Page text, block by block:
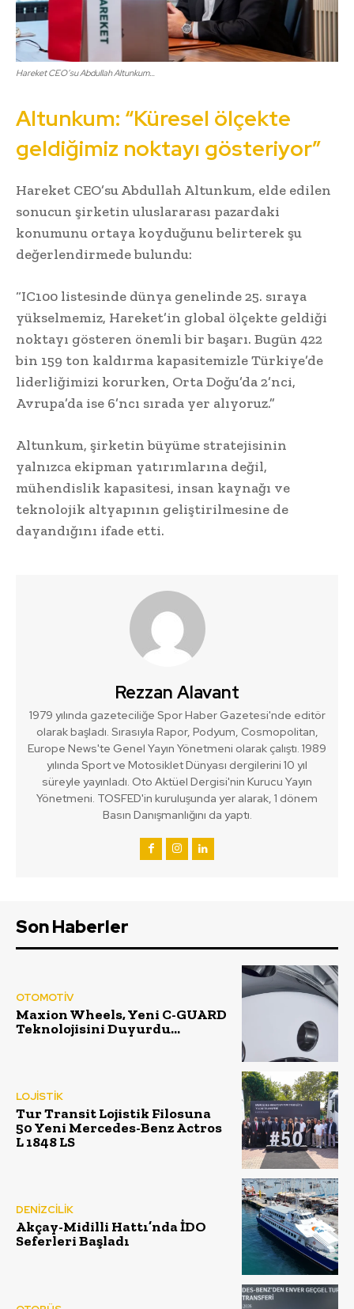
Hareket CEO’su Abdullah Altunkum…
Altunkum: “Küresel ölçekte
geldiğimiz noktayı gösteriyor”
Hareket CEO’su Abdullah Altunkum, elde edilen
sonucun şirketin uluslararası pazardaki
konumunu ortaya koyduğunu belirterek şu
değerlendirmede bulundu:
“IC100 listesinde dünya genelinde 25. sıraya
yükselmemiz, Hareket’in global ölçekte geldiği
noktayı gösteren önemli bir başarı. Bugün 422
bin 159 ton kaldırma kapasitemizle Türkiye’de
liderliğimizi korurken, Orta Doğu’da 2’nci,
Avrupa’da ise 6’ncı sırada yer alıyoruz.”
Altunkum, şirketin büyüme stratejisinin
yalnızca ekipman yatırımlarına değil,
mühendislik kapasitesi, insan kaynağı ve
teknolojik altyapının geliştirilmesine de
dayandığını ifade etti.
Rezzan Alavant
1979 yılında gazeteciliğe Spor Haber Gazetesi'nde editör
olarak başladı. Sırasıyla Rapor, Podyum, Cosmopolitan,
Europe News'te Genel Yayın Yönetmeni olarak çalıştı. 1989
yılında Sport ve Motosiklet Dünyası dergilerini 10 yıl
süreyle yayınladı. Oto Aktüel Dergisi'nin Kurucu Yayın
Yönetmeni. TOSFED'in kuruluşunda yer alarak, 1 dönem
Basın Danışmanlığını da yaptı.
Son Haberler
OTOMOTİV
Maxion Wheels, Yeni C-GUARD
Teknolojisini Duyurdu…
LOJİSTİK
Tur Transit Lojistik Filosuna
50 Yeni Mercedes-Benz Actros
L 1848 LS
DENİZCİLİK
Akçay-Midilli Hattı’nda İDO
Seferleri Başladı